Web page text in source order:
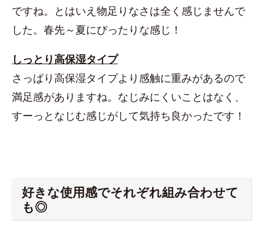
ですね。とはいえ物足りなさは全く感じませんで
した。春先～夏にぴったりな感じ！
しっとり高保湿タイプ
さっぱり高保湿タイプより感触に重みがあるので
満足感がありますね。なじみにくいことはなく、
すーっとなじむ感じがして気持ち良かったです！
好きな使用感でそれぞれ組み合わせて
も◎